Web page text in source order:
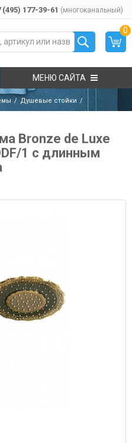
(495) 177-39-61 (многоканальный)
0
МЕНЮ САЙТА
Душевые стойки
Bronze de Luxe
1 с длинным